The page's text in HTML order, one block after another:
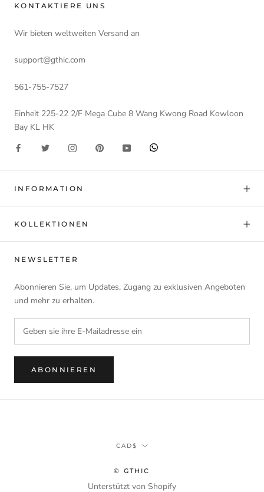
KONTAKTIERE UNS
Wir bieten weltweiten Versand an
support@gthic.com
561-755-7527
Einheit 225-22 2/F Mega Cube 8 Wang Kwong Road Kowloon
Bay KL HK
INFORMATION
KOLLEKTIONEN
NEWSLETTER
Abonnieren Sie, um Updates, Zugang zu exklusiven Angeboten
und mehr zu erhalten.
ABONNIEREN
Währung
CAD$
© GTHIC
Unterstützt von Shopify